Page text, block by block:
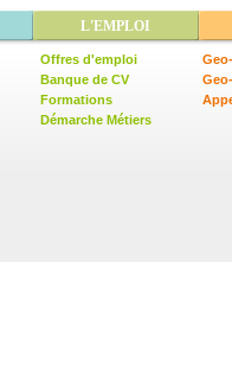
L'EMPLOI
Offres d'emploi
Banque de CV
Formations
Démarche Métiers